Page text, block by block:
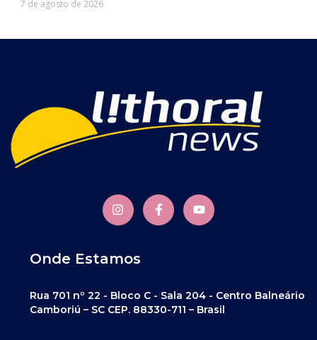
7 de agosto de 2026
Onde Estamos
Rua 701 nº 22 - Bloco C - Sala 204 - Centro Balneário
Camboriú – SC CEP. 88330-711 – Brasil